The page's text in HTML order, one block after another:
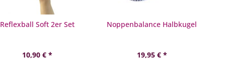
Reflexball Soft 2er Set
10,90 € *
Noppenbalance Halbkugel
19,95 € *